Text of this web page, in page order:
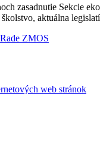
zasadnutie Sekcie
aktuálna
ZMOS
web stránok